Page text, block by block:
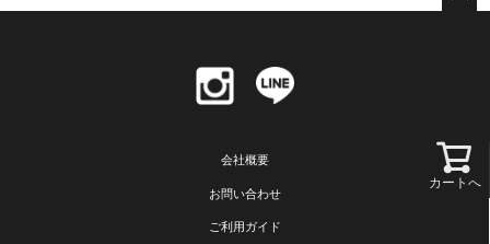
カートへ
会社概要
お問い合わせ
ご利用ガイド